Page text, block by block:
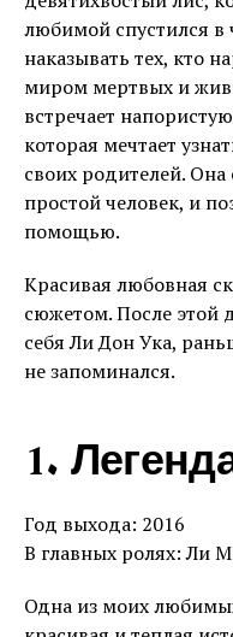
любимой спустился в
наказывать тех, кто
миром мертвых и
встречает
которая мечтает
своих родителей. Она
простой человек, и
помощью.
Красивая любовная
сюжетом. После этой
себя Ли Дон Ука,
не запоминался.
1.
Год выхода: 2016
В главных ролях: Ли
Одна из моих